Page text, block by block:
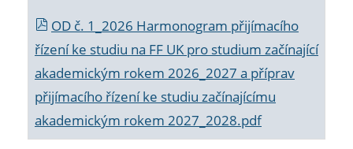
OD č. 1_2026 Harmonogram přijímacího
řízení ke studiu na FF UK pro studium začínající
akademickým rokem 2026_2027 a příprav
přijímacího řízení ke studiu začínajícímu
akademickým rokem 2027_2028.pdf